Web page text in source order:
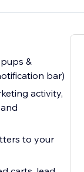
&
bar)
activity,
to your